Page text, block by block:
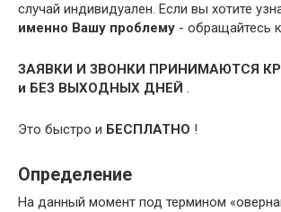
случай индивидуален. Если вы хотите
именно Вашу проблему - обращайтесь
ЗАЯВКИ И ЗВОНКИ ПРИНИМАЮТСЯ
и БЕЗ ВЫХОДНЫХ ДНЕЙ .
Это быстро и БЕСПЛАТНО !
Определение
На данный момент под термином